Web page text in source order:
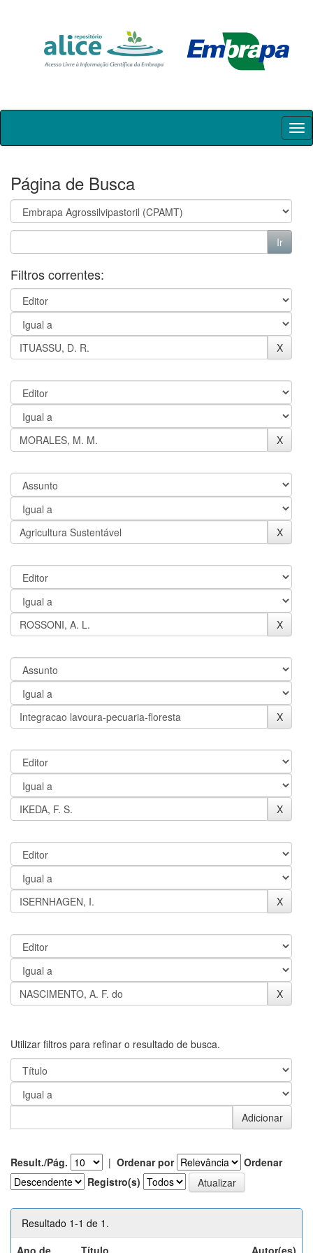
Skip
Página de Busca
Filtros correntes:
Utilizar filtros para refinar o resultado de busca.
Result./Pág. | Ordenar por
Ordenar
Registro(s)
Resultado 1-1 de 1.
Ano de
Título Autor(es)